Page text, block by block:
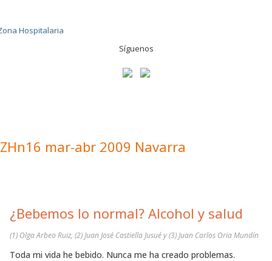
Síguenos
ZHn16 mar-abr 2009 Navarra
¿Bebemos lo normal? Alcohol y salud
(1) Olga Arbeo Ruiz, (2) Juan José Castiella Jusué y (3) Juan Carlos Oria Mundín
Toda mi vida he bebido. Nunca me ha creado problemas.